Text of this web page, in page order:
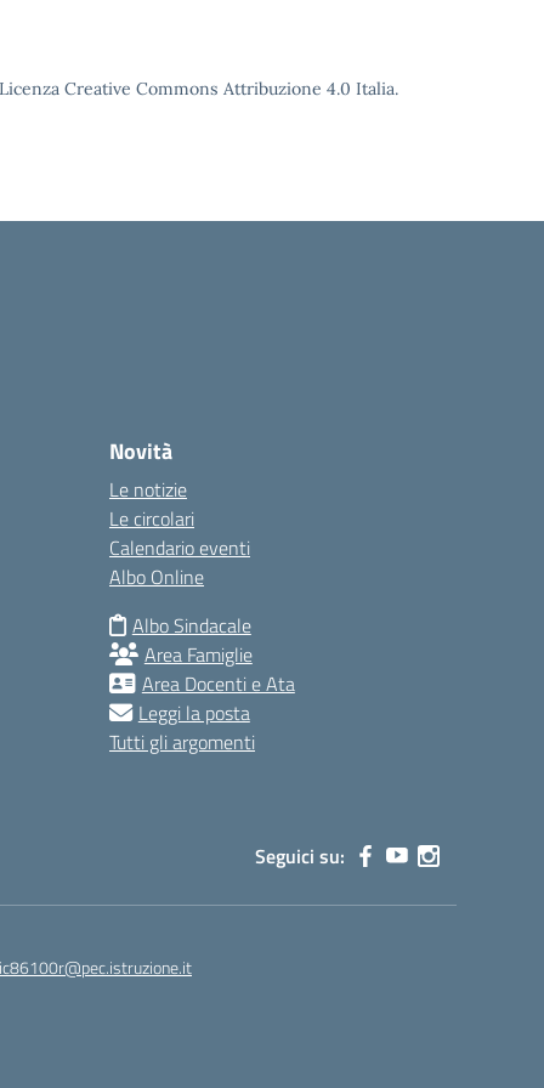
Creative Commons Attribuzione 4.0 Italia.
Novità
Le notizie
Le circolari
Calendario eventi
Albo Online
Albo Sindacale
Area Famiglie
Area Docenti e Ata
Leggi la posta
Tutti gli argomenti
Seguici su: